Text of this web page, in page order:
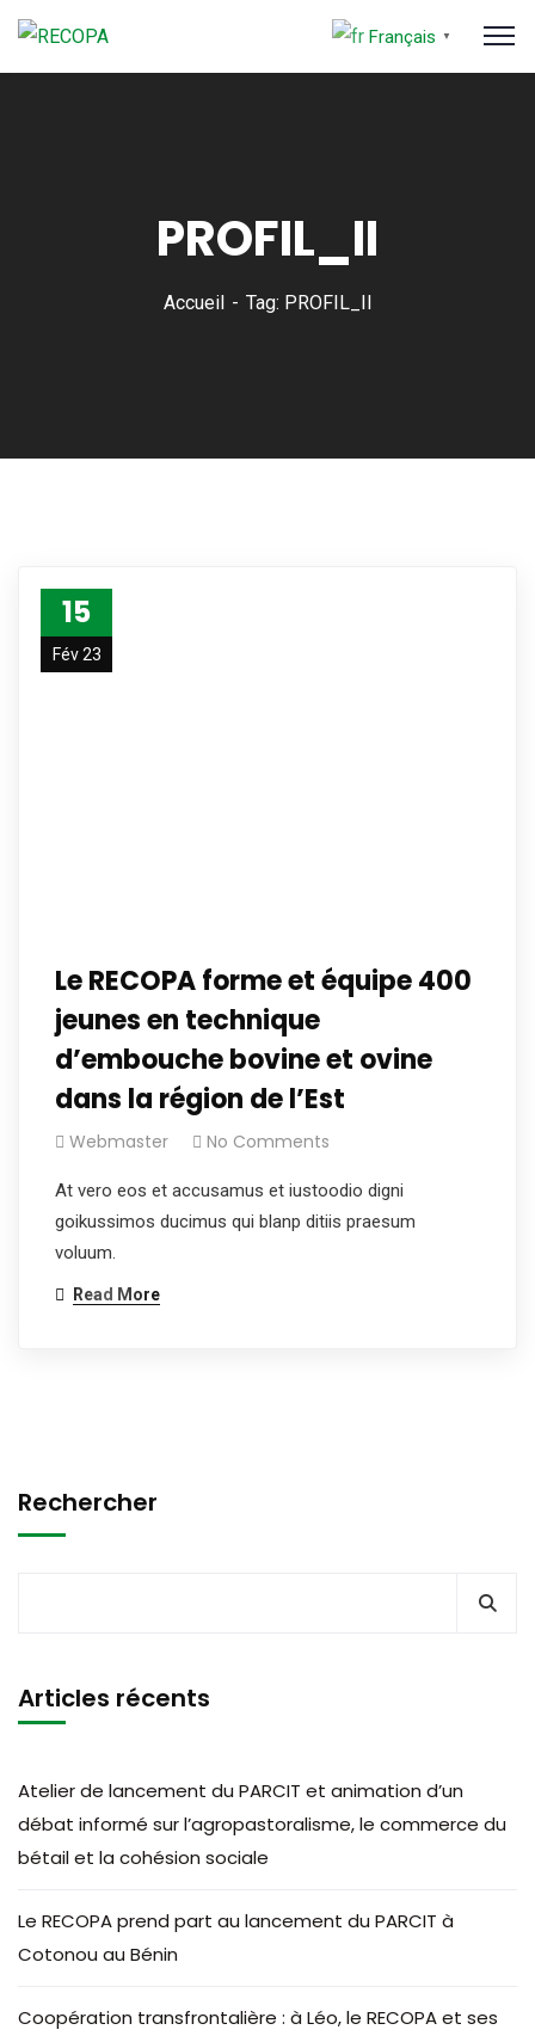
PROFIL_II
Accueil Tag: PROFIL_II
15
Fév 23
Le RECOPA forme et équipe 400
jeunes en technique
d’embouche bovine et ovine
dans la région de l’Est
Webmaster No Comments
At vero eos et accusamus et iustoodio digni
goikussimos ducimus qui blanp ditiis praesum
voluum.
Read More
Rechercher
Articles récents
Atelier de lancement du PARCIT et animation d’un
débat informé sur l’agropastoralisme, le commerce du
bétail et la cohésion sociale
Le RECOPA prend part au lancement du PARCIT à
Cotonou au Bénin
Coopération transfrontalière : à Léo, le RECOPA et ses
Français ▼